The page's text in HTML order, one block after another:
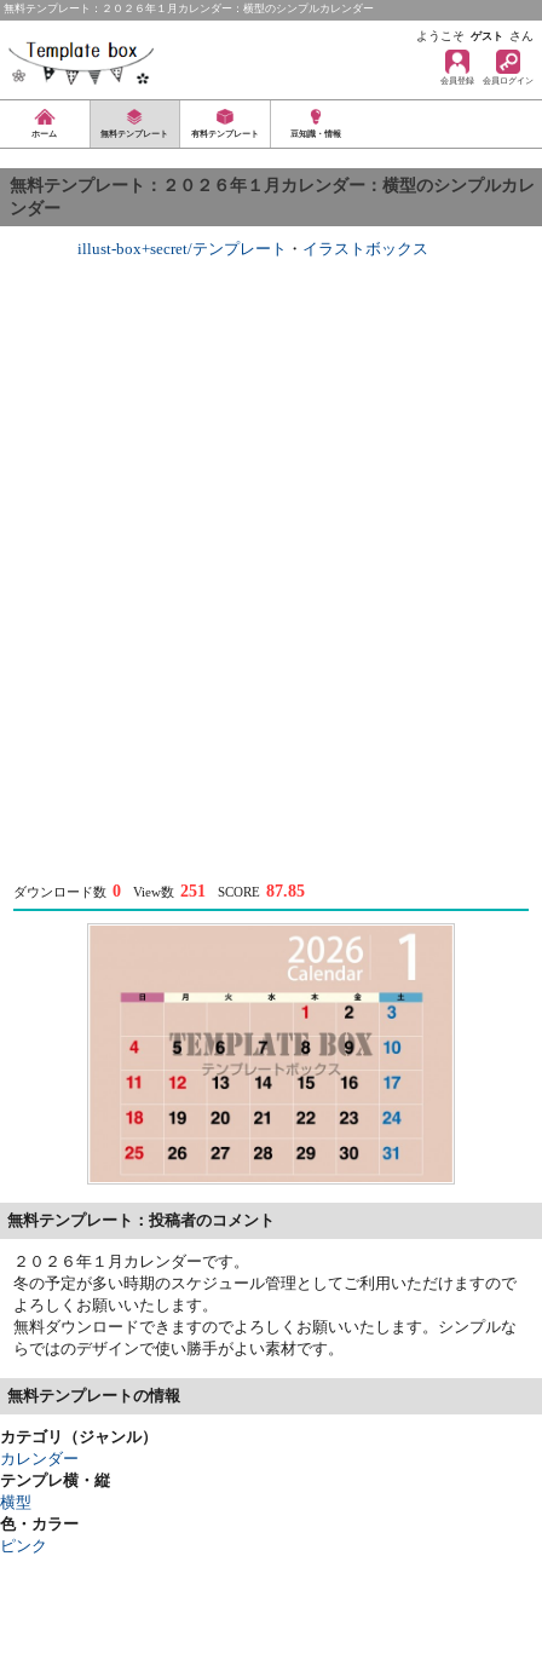
無料テンプレート：２０２６年１月カレンダー：横型のシンプルカレンダー
ようこそ ゲスト さん
会員登録 会員ログイン
ホーム 無料テンプレート 有料テンプレート 豆知識・情報
無料テンプレート：２０２６年１月カレンダー：横型のシンプルカレ
ンダー
illust-box+secret/テンプレート ・ イラストボックス
ダウンロード数 0 View数 251 SCORE 87.85
無料テンプレート：投稿者のコメント
２０２６年１月カレンダーです。
冬の予定が多い時期のスケジュール管理としてご利用いただけますので
よろしくお願いいたします。
無料ダウンロードできますのでよろしくお願いいたします。シンプルな
らではのデザインで使い勝手がよい素材です。
無料テンプレートの情報
カテゴリ（ジャンル）
カレンダー
テンプレ横・縦
横型
色・カラー
ピンク